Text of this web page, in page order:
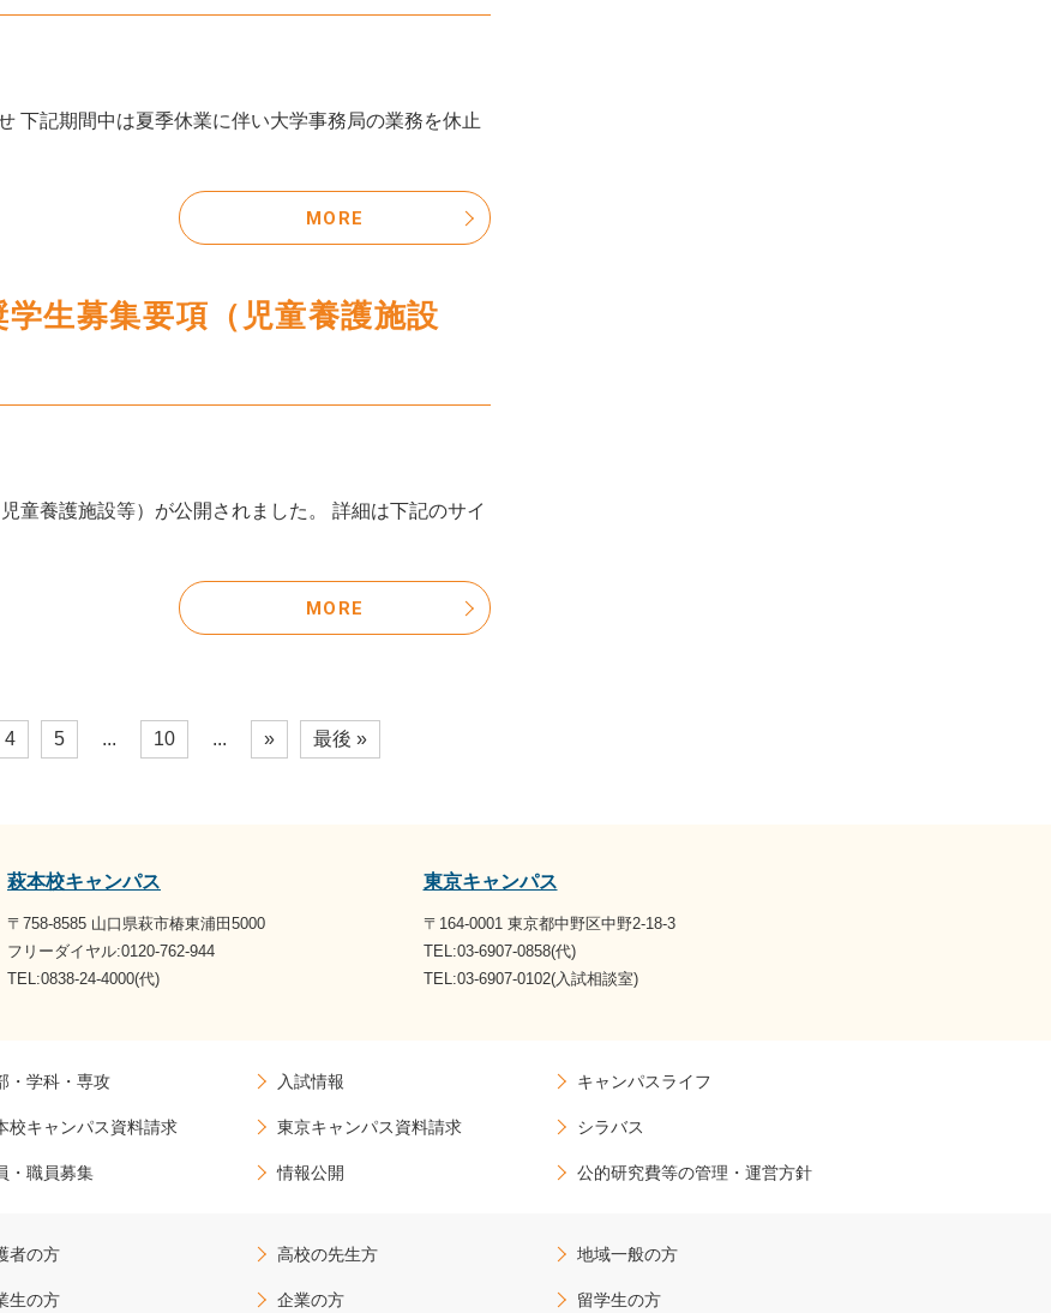
は夏季休業に伴い大学事務局の業務を休止
MORE
生募集要項（児童養護施設
童養護施設等）が公開されました。 詳細は下記のサイ
MORE
4 5 ... 10 ... » 最後 »
萩本校キャンパス
〒758-8585 山口県萩市椿東浦田5000
フリーダイヤル:0120-762-944
TEL:0838-24-4000(代)
東京キャンパス
〒164-0001 東京都中野区中野2-18-3
TEL:03-6907-0858(代)
TEL:03-6907-0102(入試相談室)
・学科・専攻 入試情報 キャンパスライフ
校キャンパス資料請求 東京キャンパス資料請求 シラバス
・職員募集 情報公開 公的研究費等の管理・運営方針
者の方 高校の先生方 地域一般の方
生の方 企業の方 留学生の方